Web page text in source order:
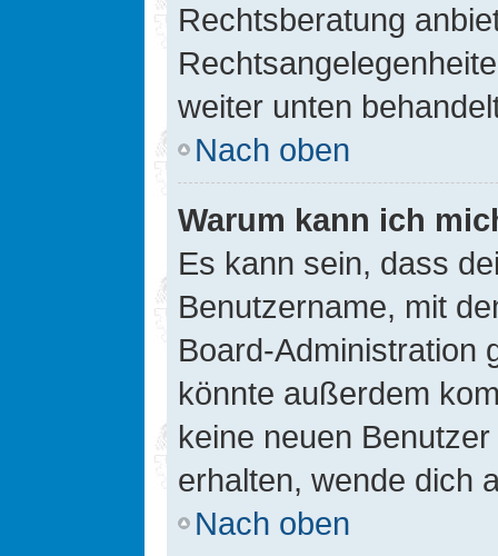
Rechtsberatung
weiter unten
Nach oben
Warum kann ich
Es kann sein, dass
Benutzername, mit
Board-Administration
könnte außerdem
keine neuen
erhalten, wende dich
Nach oben